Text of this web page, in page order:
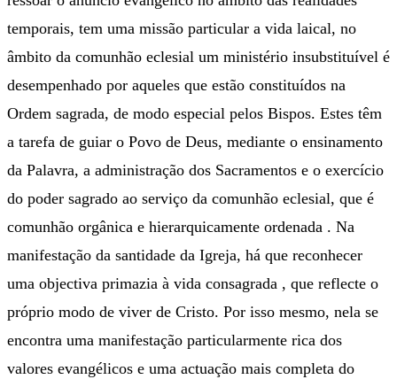
temporais, tem uma missão particular a vida laical, no
âmbito da comunhão eclesial um ministério insubstituível é
desempenhado por aqueles que estão constituídos na
Ordem sagrada, de modo especial pelos Bispos. Estes têm
a tarefa de guiar o Povo de Deus, mediante o ensinamento
da Palavra, a administração dos Sacramentos e o exercício
do poder sagrado ao serviço da comunhão eclesial, que é
comunhão orgânica e hierarquicamente ordenada . Na
manifestação da santidade da Igreja, há que reconhecer
uma objectiva primazia à vida consagrada , que reflecte o
próprio modo de viver de Cristo. Por isso mesmo, nela se
encontra uma manifestação particularmente rica dos
valores evangélicos e uma actuação mais completa do